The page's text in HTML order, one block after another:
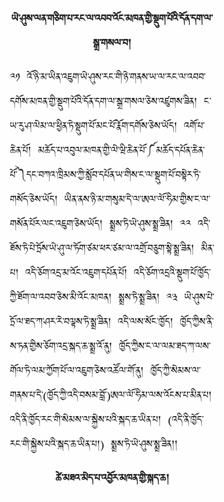
ཡེ་ཤུས་ལན་གཅིག་པ་རང་ལ་འབབ་འོང་མཁན་གྱི་སྡུག་པོའི་དོན་དག་ལ་
སྒྲ་གསལ་བ།
༢༡ འོ་ཉི་མ་ཡིན་འཇུག་ཡེ་ཤུས་རང་གི་ཉེ་གནས་ཡ་ལ་རང་ལ་འབབ་
དགོས་མཁན་གྱི་སྡུག་པོའི་དོན་དག་ལ་སྒྲ་གསལ་ཅེས་འཛུགས་ཟིན། ང་
ཡ་རུ་ཤ་ལེམ་ལ་ཕྱིན་ཏེ་སྡུག་པོ་མང་པོ་རྣོག་དགོས་ཅེས་ཡོད། འགོ་པ་
ཆེན་པོ། མཆོད་པ་འབུལ་མཁན་གྱི་ལེ་ཝི་ཆེན་པོ་༼མཆོད་དཔོན་ཆེན་
པོ་༽དང་བཀའ་ཁྲིམས་ཀྱི་སློབ་དཔོན་ཡ་གིས་ང་ལ་སྡུག་པོ་བསྟེར་ཏེ་
གསོད་ཅེས་ཡོད། ཡིན་ནས་ཉི་མ་གསུམ་དེ་ལ་ཨལ་ལོ་ཧིམ་གྱིས་ང་ལ་
གསོན་པོར་ལང་འཇུག་ཅེས་ཡོད། སྨྲས་ཏེ་ཡེ་ཤུས་སྨྲ་ཟིན། ༢༢ འདི་
ཐོས་ཏེ་པེ་ཏྲོས་ཡེ་ཤུ་ལ་ཏོག་ཙམ་ཕར་ཙམ་ལ་འགྲོ་བཅུག་སྟེ་སྨྲ་ཟིན། མིན་
པ། འདི་ཅོག་འདྲ་མ་འོང་འཇུག་དཔོན་པོ། འདི་ཅོག་འདྲའི་སྡུག་པོ་ཁྱོད་
ཀྱི་ཐོག་ལ་འབབ་ཅེས་མི་འོང་མཁན། སྨྲས་ཏེ་སྨྲ་ཟིན། ༢༣ ཡེ་ཤུས་པེ་
ཏྲོ་ལ་ཐད་ཀ་ཤར་རེ་བལྟས་ཏེ་སྨྲ་ཟིན། འདི་ལས་སོང་ཁྱོད། ཁྱོད་ཀྱིས་ནི་
ས་ཏན་གྱིས་ཅོག་འདྲ་སྐད་ཆ་སྨྲ་འོ་ནུ། ཁྱོད་ཀྱིས་ང་ལ་ལམ་ཐད་ཀ་ལས་
གོལ་ཏེ་ལམ་ཀྱོག་པོ་ལ་འཇུག་ཅེས་འཚོལ་གོ་ནུ། ཁྱོད་ཀྱི་སེམས་ལ་
གནས་པ་དེ་(ཁྱོད་ཀྱི་འདི་བསམ་བློ་)ཨལ་ལོ་ཧིམ་ལས་འོངས་པ་མིན་པ།
འདི་ནི་ཁྱོད་རང་གི་སེམས་ལ་སྐྱེས་པའི་སྐད་ཆ་ཡིན་པ། (འདི་ནི་ཁྱོད་
རང་གི་སྐྱེས་པའི་སྐད་ཆ་ཡིན་པ།) སྨྲས་ཏེ་ཡེ་ཤུས་སྨྲ་ཟིན།།
ཚེ་མཐའ་མེད་པ་འབྱོར་མཁན་གྱི་སྐད་ཆ།